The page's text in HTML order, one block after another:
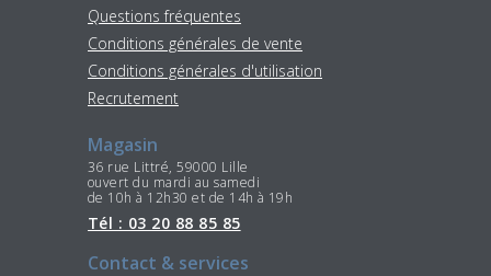
Questions fréquentes
Conditions générales de vente
Conditions générales d'utilisation
Recrutement
Magasin
36 rue Littré, 59000 Lille
ouvert du mardi au samedi
de 10h à 12h30 et de 14h à 19h
Tél : 03 20 88 85 85
Contact & services